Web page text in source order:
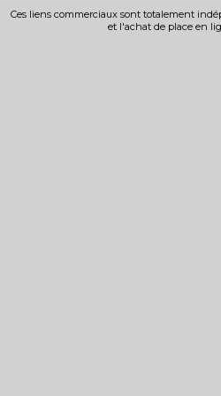
Ces liens commerciaux sont totalement
et l'achat de place en